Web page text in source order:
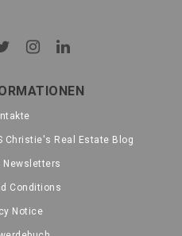
Christie's Real Estate Blog
Newsletters
Conditions
Notice